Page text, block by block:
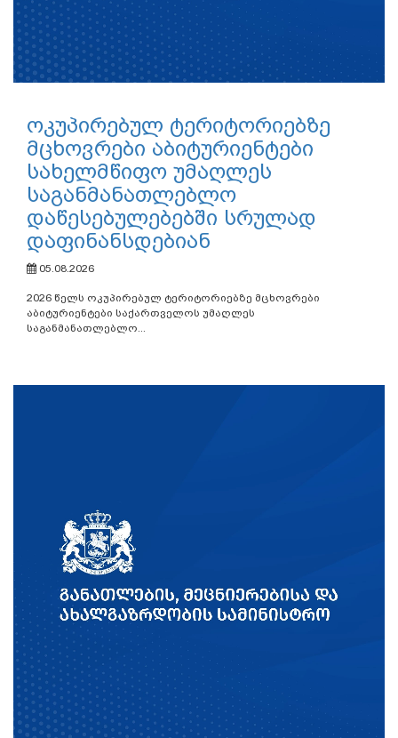
ოკუპირებულ ტერიტორიებზე
მცხოვრები აბიტურიენტები
სახელმწიფო უმაღლეს
საგანმანათლებლო
დაწესებულებებში სრულად
დაფინანსდებიან
05.08.2026
2026 წელს ოკუპირებულ ტერიტორიებზე მცხოვრები
აბიტურიენტები საქართველოს უმაღლეს
საგანმანათლებლო...